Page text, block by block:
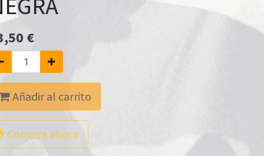
€
Añadir al carrito
Compra ahora